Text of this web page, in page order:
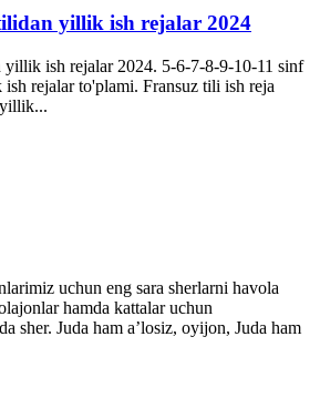
yillik ish rejalar 2024
yillik ish rejalar 2024. 5-6-7-8-9-10-11 sinf
rejalar to'plami. Fransuz tili ish reja
uchun eng sara sherlarni havola
hamda kattalar uchun
sher. Juda ham a’losiz, oyijon, Juda ham